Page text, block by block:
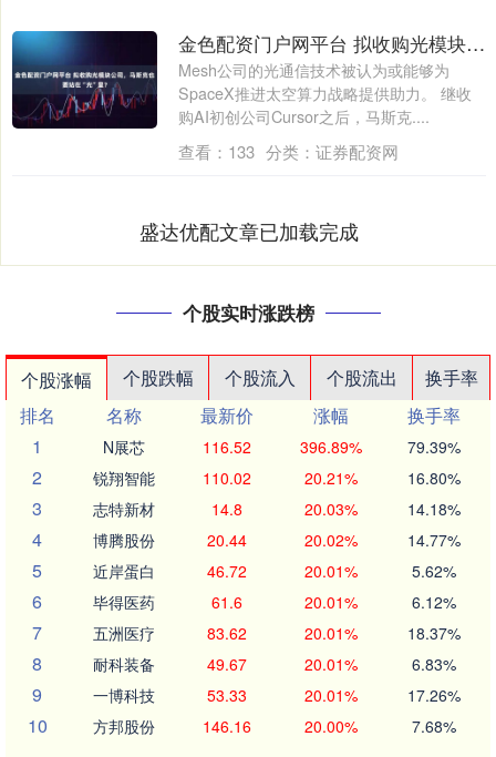
金色配资门户网平台 拟收购光模块公司，马斯克也要站在“光”里？
Mesh公司的光通信技术被认为或能够为
SpaceX推进太空算力战略提供助力。 继收
购AI初创公司Cursor之后，马斯克....
查看： 133 分类： 证券配资网
盛达优配文章已加载完成
个股实时涨跌榜
个股涨幅 个股跌幅 个股流入 个股流出
换手率
排名
名称 最新价 涨幅
换手率
1
N展芯 116.52 396.89% 79.39%
2 锐翔智能 110.02 20.21% 16.80%
3 志特新材 14.8 20.03% 14.18%
4 博腾股份 20.44 20.02% 14.77%
5 近岸蛋白 46.72 20.01% 5.62%
6 毕得医药 61.6 20.01% 6.12%
7 五洲医疗 83.62 20.01% 18.37%
8 耐科装备 49.67 20.01% 6.83%
9 一博科技 53.33 20.01% 17.26%
10 方邦股份 146.16 20.00% 7.68%